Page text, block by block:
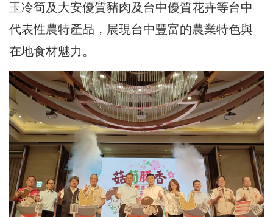
玉冷筍及大安優質豬肉及台中優質花卉等台中
代表性農特產品，展現台中豐富的農業特色與
在地食材魅力。